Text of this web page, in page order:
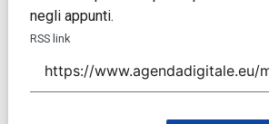
negli appunti.
RSS link